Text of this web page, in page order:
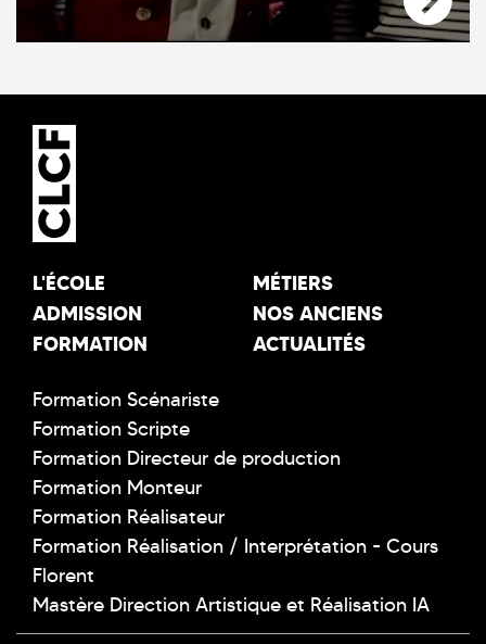
L'ÉCOLE
ADMISSION
FORMATION
MÉTIERS
NOS ANCIENS
ACTUALITÉS
Formation Scénariste
Formation Scripte
Formation Directeur de production
Formation Monteur
Formation Réalisateur
Formation Réalisation / Interprétation - Cours
Florent
Mastère Direction Artistique et Réalisation IA